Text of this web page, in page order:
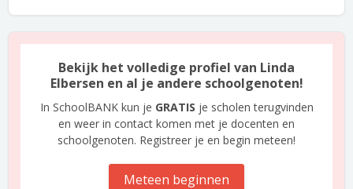
Bekijk het volledige profiel van Linda
Elbersen en al je andere schoolgenoten!
In SchoolBANK kun je GRATIS je scholen terugvinden
en weer in contact komen met je docenten en
schoolgenoten. Registreer je en begin meteen!
Meteen beginnen